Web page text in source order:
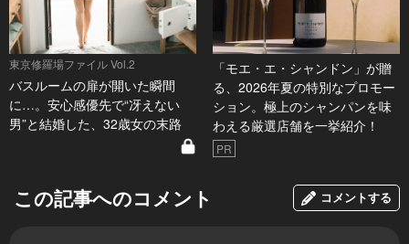
東京修羅場ファイル Vol.2
バスルームの扉が開いた瞬間
に…。安心感優先で“冴えない
男”と結婚した、32歳女の末路
「モエ・エ・シャンドン」が贈
る、2026年夏の特別なプロモー
ション。極上のシャンパンを味
わえる厳選店舗を一挙紹介！
PR
この記事へのコメント コメントする